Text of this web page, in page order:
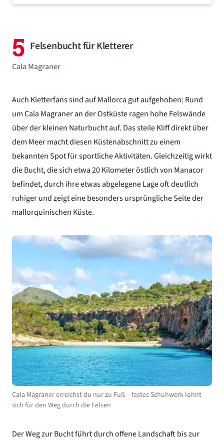
5 Felsenbucht für Kletterer
Cala Magraner
Auch Kletterfans sind auf Mallorca gut aufgehoben: Rund
um Cala Magraner an der Ostküste ragen hohe Felswände
über der kleinen Naturbucht auf. Das steile Kliff direkt über
dem Meer macht diesen Küstenabschnitt zu einem
bekannten Spot für sportliche Aktivitäten. Gleichzeitig wirkt
die Bucht, die sich etwa 20 Kilometer östlich von Manacor
befindet, durch ihre etwas abgelegene Lage oft deutlich
ruhiger und zeigt eine besonders ursprüngliche Seite der
mallorquinischen Küste.
Cala Magraner erreichst du nur zu Fuß – festes Schuhwerk lohnt
sich für den Weg durch die Felsen
Der Weg zur Bucht führt durch offene Landschaft bis zur